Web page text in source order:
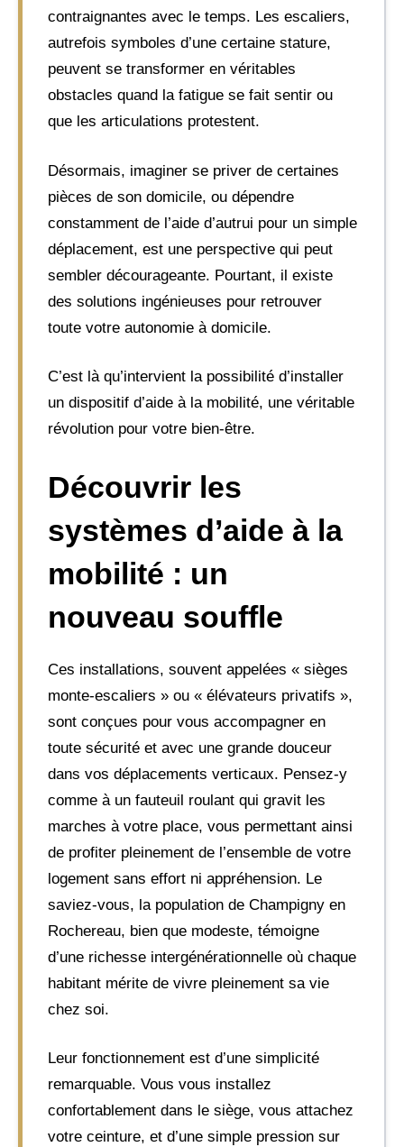
contraignantes avec le temps. Les escaliers,
autrefois symboles d’une certaine stature,
peuvent se transformer en véritables
obstacles quand la fatigue se fait sentir ou
que les articulations protestent.
Désormais, imaginer se priver de certaines
pièces de son domicile, ou dépendre
constamment de l’aide d’autrui pour un simple
déplacement, est une perspective qui peut
sembler décourageante. Pourtant, il existe
des solutions ingénieuses pour retrouver
toute votre autonomie à domicile.
C’est là qu’intervient la possibilité d’installer
un dispositif d’aide à la mobilité, une véritable
révolution pour votre bien-être.
Découvrir les
systèmes d’aide à la
mobilité : un
nouveau souffle
Ces installations, souvent appelées « sièges
monte-escaliers » ou « élévateurs privatifs »,
sont conçues pour vous accompagner en
toute sécurité et avec une grande douceur
dans vos déplacements verticaux. Pensez-y
comme à un fauteuil roulant qui gravit les
marches à votre place, vous permettant ainsi
de profiter pleinement de l’ensemble de votre
logement sans effort ni appréhension. Le
saviez-vous, la population de Champigny en
Rochereau, bien que modeste, témoigne
d’une richesse intergénérationnelle où chaque
habitant mérite de vivre pleinement sa vie
chez soi.
Leur fonctionnement est d’une simplicité
remarquable. Vous vous installez
confortablement dans le siège, vous attachez
votre ceinture, et d’une simple pression sur